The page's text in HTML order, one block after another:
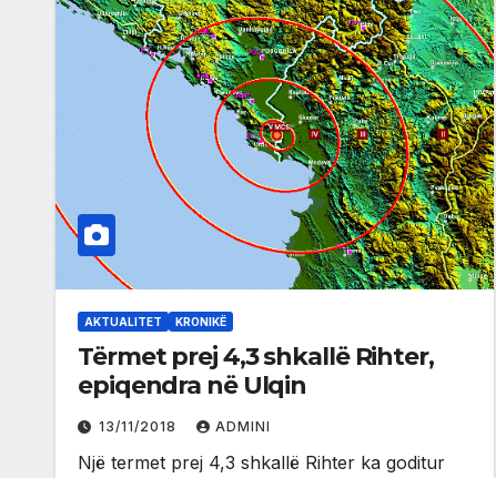
AKTUALITET KRONIKË
Tërmet prej 4,3 shkallë Rihter,
epiqendra në Ulqin
13/11/2018 ADMINI
Një termet prej 4,3 shkallë Rihter ka goditur